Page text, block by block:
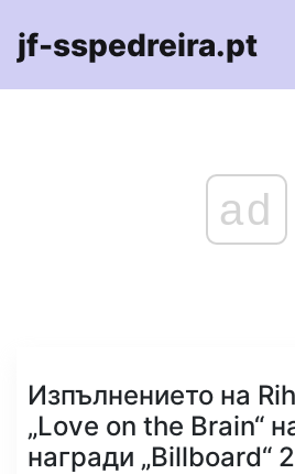
jf-sspedreira.pt
ad
Изпълнението на
„Love on the Brain“
награди „Billboard“